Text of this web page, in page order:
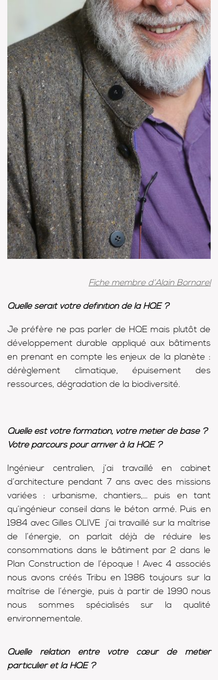
Fiche membre d’Alain Bornarel
Quelle serait votre définition de la HQE ?
Je préfère ne pas parler de HQE mais plutôt de
développement durable appliqué aux bâtiments
en prenant en compte les enjeux de la planète :
dérèglement climatique, épuisement des
ressources, dégradation de la biodiversité.
Quelle est votre formation, votre métier de base ?
Votre parcours pour arriver à la HQE ?
Ingénieur centralien, j’ai travaillé en cabinet
d’architecture pendant 7 ans avec des missions
variées : urbanisme, chantiers,… puis en tant
qu’ingénieur conseil dans le béton armé. Puis en
1984 avec Gilles OLIVE j’ai travaillé sur la maîtrise
de l’énergie, on parlait déjà de réduire les
consommations dans le bâtiment par 2 dans le
Plan Construction de l’époque ! Avec 4 associés
nous avons créés Tribu en 1986 toujours sur la
maîtrise de l’énergie, puis à partir de 1990 nous
nous sommes spécialisés sur la qualité
environnementale.
Quelle relation entre votre cœur de métier
particulier et la HQE ?